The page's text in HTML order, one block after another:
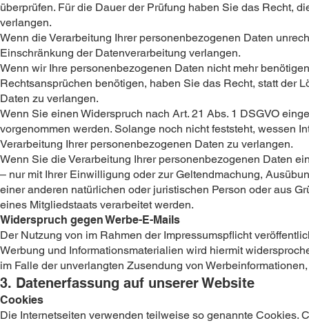
überprüfen. Für die Dauer der Prüfung haben Sie das Recht,
verlangen.
Wenn die Verarbeitung Ihrer personenbezogenen Daten
Einschränkung der Datenverarbeitung verlangen.
Wenn wir Ihre personenbezogenen Daten nicht mehr
Rechtsansprüchen benötigen, haben Sie das Recht, statt der
Daten zu verlangen.
Wenn Sie einen Widerspruch nach Art. 21 Abs. 1 DSGVO
vorgenommen werden. Solange noch nicht feststeht, wessen
Verarbeitung Ihrer personenbezogenen Daten zu verlangen.
Wenn Sie die Verarbeitung Ihrer personenbezogenen Daten
– nur mit Ihrer Einwilligung oder zur Geltendmachung,
einer anderen natürlichen oder juristischen Person oder aus
eines Mitgliedstaats verarbeitet werden.
Widerspruch gegen Werbe-E-Mails
Der Nutzung von im Rahmen der Impressumspflicht
Werbung und Informationsmaterialien wird hiermit
im Falle der unverlangten Zusendung von
3. Datenerfassung auf unserer Website
Cookies
Die Internetseiten verwenden teilweise so genannte Cookies.